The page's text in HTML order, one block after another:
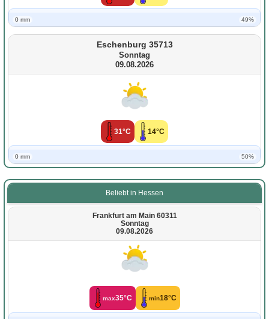
0 mm 49%
Eschenburg 35713
Sonntag
09.08.2026
31°C 14°C
0 mm 50%
Beliebt in Hessen
Frankfurt am Main 60311
Sonntag
09.08.2026
max35°C min18°C